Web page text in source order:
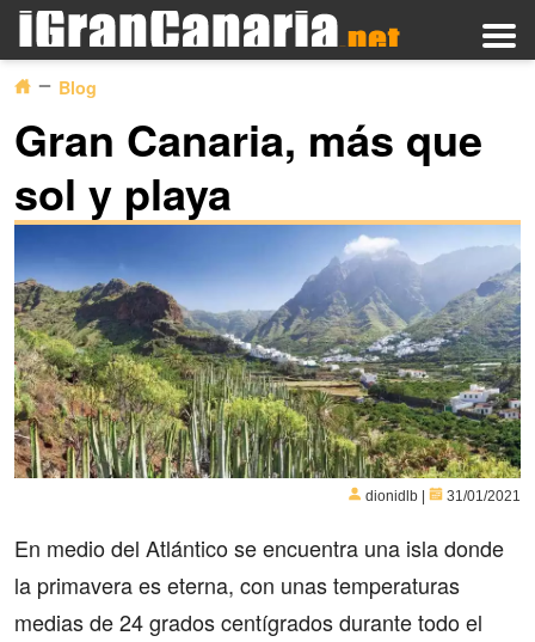
Blog
Gran Canaria, más que
sol y playa
dionidlb | 31/01/2021
En medio del Atlántico se encuentra una isla donde
la primavera es eterna, con unas temperaturas
medias de 24 grados centígrados durante todo el